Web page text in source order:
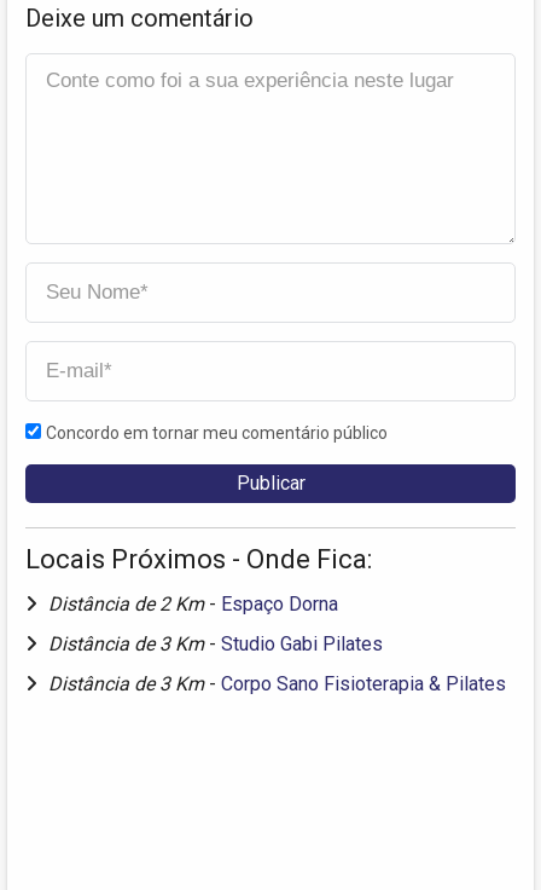
Deixe um comentário
Concordo em tornar meu comentário público
Locais Próximos - Onde Fica:
Distância de 2 Km - Espaço Dorna
Distância de 3 Km - Studio Gabi Pilates
Distância de 3 Km - Corpo Sano Fisioterapia & Pilates